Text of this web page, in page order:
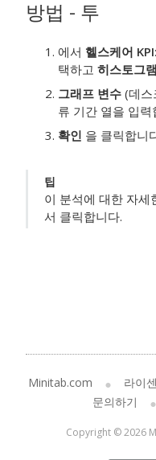
방법 - 투
에서 헬스케어 KPI:
택하고 히스토그램
그래프 변수 (데스
류 기간 열을 입력
확인 을 클릭합니
팁
이 분석에 대한 자세
서 클릭합니다.
Minitab.com 라이
문의하기
Copyright © 2026